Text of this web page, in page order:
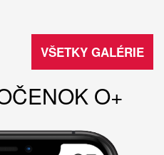
VŠETKY GALÉRIE
O+